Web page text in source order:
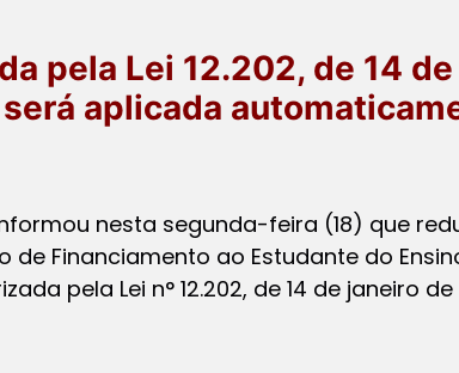
pela Lei 12.202, de 14
aplicada
nesta segunda-feira (18) que
Financiamento ao Estudante do
pela Lei n° 12.202, de 14 de janeiro de